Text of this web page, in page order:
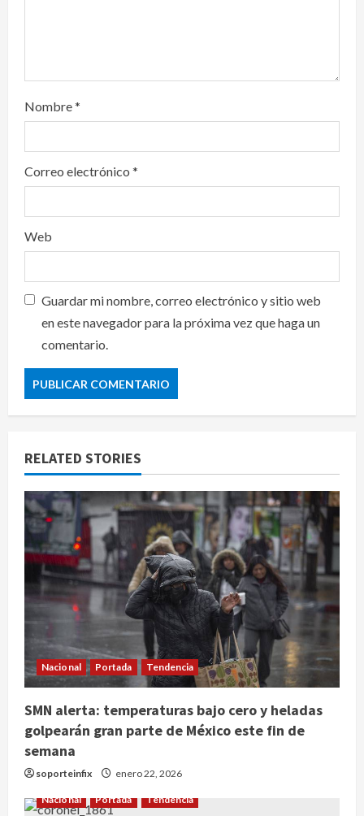
Nombre*
Correo electrónico *
Web
Guardar mi nombre, correo electrónico y sitio web
en este navegador para la próxima vez que haga un
comentario.
RELATED STORIES
Nacional Portada Tendencia
SMN alerta: temperaturas bajo cero y heladas
golpearán gran parte de México este fin de
semana
soporteinfix enero 22, 2026
Nacional Portada Tendencia
SCJN avala obligación patronal de
dar casa y comida a jornaleros
agrícolas
de hotel en Acapulco; familiares